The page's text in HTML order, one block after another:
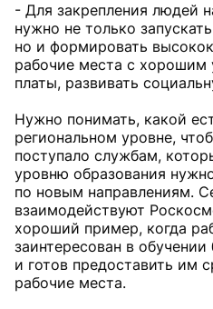
- Для закрепления людей
нужно не только
но и формировать
рабочие места с хорошим
платы, развивать
Нужно понимать, какой
региональном уровне,
поступало службам,
уровню образования
по новым направлениям.
взаимодействуют
хороший пример, когда
заинтересован в
и готов предоставить им
рабочие места.